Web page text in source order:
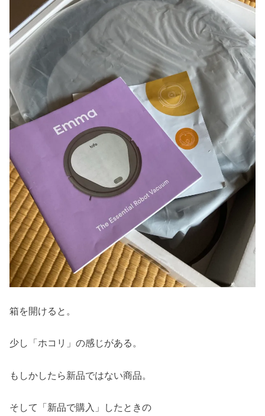
箱を開けると。
少し「ホコリ」の感じがある。
もしかしたら新品ではない商品。
そして「新品で購入」したときの